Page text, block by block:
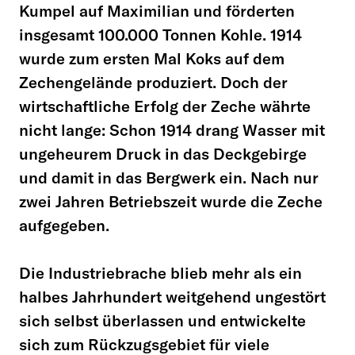
Kumpel auf Maximilian und förderten
insgesamt 100.000 Tonnen Kohle. 1914
wurde zum ersten Mal Koks auf dem
Zechengelände produziert. Doch der
wirtschaftliche Erfolg der Zeche währte
nicht lange: Schon 1914 drang Wasser mit
ungeheurem Druck in das Deckgebirge
und damit in das Bergwerk ein. Nach nur
zwei Jahren Betriebszeit wurde die Zeche
aufgegeben.
Die Industriebrache blieb mehr als ein
halbes Jahrhundert weitgehend ungestört
sich selbst überlassen und entwickelte
sich zum Rückzugsgebiet für viele